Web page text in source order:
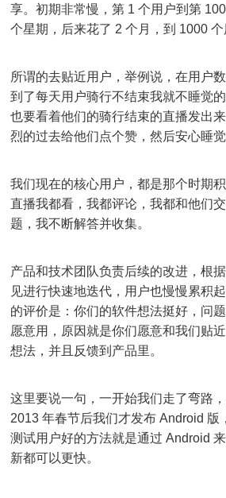
享。初期非常慢，第 1 个用户到第
个星期，后来花了 2 个月，到 1000 个
所谓的去贴近用户，举例说，在用户
到了每天用户骑行不结束我就不睡觉
也要看着他们的骑行结束的直播发出
烈的过去给他们点个赞，然后安心睡觉
我们现在的核心用户，都是那个时期
直播我都看，我都评论，我都和他们
题，我不断解答并收集。
产品和技术团队负责后续的改进，根
见进行快速地迭代，用户也慢慢累积
的评价是：你们的软件想法挺好，问
愿意用，原因就是你们愿意和我们贴
想法，并且反馈到产品里。
这里要说一句，一开始我们走了弯路
2013 年春节后我们才发布 Android 版
测试用户好的方法就是通过 Android
新都可以更快。